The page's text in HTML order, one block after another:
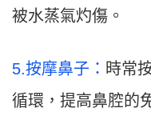
被水蒸氣灼傷。
5.按摩鼻子： 時常
循環，提高鼻腔的